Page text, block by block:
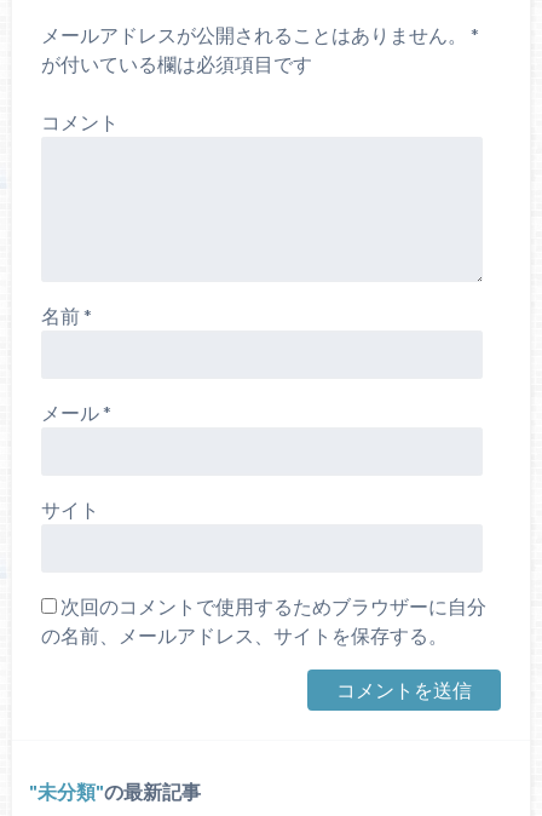
メールアドレスが公開されることはありません。
*
が付いている欄は必須項目です
コメント
名前*
メール*
サイト
次回のコメントで使用するためブラウザーに自分
の名前、メールアドレス、サイトを保存する。
未分類 の最新記事